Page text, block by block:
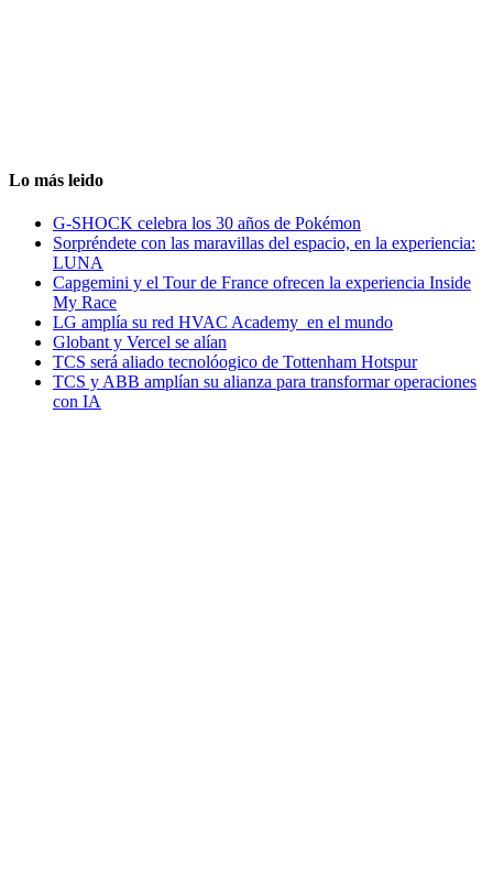
Lo más leido
G-SHOCK celebra los 30 años de Pokémon
Sorpréndete con las maravillas del espacio, en la experiencia:
LUNA
Capgemini y el Tour de France ofrecen la experiencia Inside
My Race
LG amplía su red HVAC Academy en el mundo
Globant y Vercel se alían
TCS será aliado tecnolóogico de Tottenham Hotspur
TCS y ABB amplían su alianza para transformar operaciones
con IA